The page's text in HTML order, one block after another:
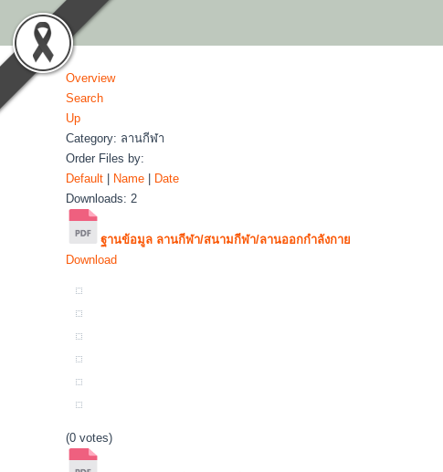
Overview
Search
Up
Category: ลานกีฬา
Order Files by:
Default
Name
Date
Downloads: 2
ฐานข้อมูล ลานกีฬา/สนามกีฬา/ลานออกกำลังกาย
Download
(0 votes)